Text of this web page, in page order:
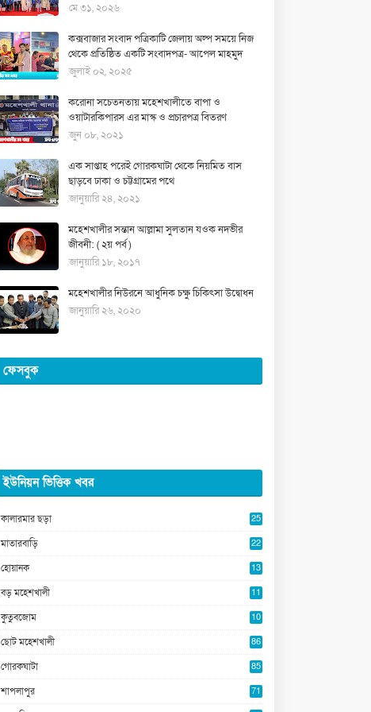
মে ৩১, ২০২৬
কক্সবাজার সংবাদ পত্রিকাটি জেলায় অল্প সময়ে নিজ
থেকে প্রতিষ্ঠিত একটি সংবাদপত্র- আপেল মাহমুদ
জুলাই ০২, ২০২৫
করোনা সচেতনতায় মহেশখালীতে বাপা ও
ওয়াটারকিপারস এর মাস্ক ও প্রচারপত্র বিতরণ
জুন ০৮, ২০২১
এক সাপ্তাহ পরেই গোরকঘাটা থেকে নিয়মিত বাস
ছাড়বে ঢাকা ও চট্টগ্রামের পথে
জানুয়ারি ২৪, ২০২১
মহেশখালীর সন্তান আল্লামা সুলতান যওক নদভীর
জীবনী: ( ২য় পর্ব )
জানুয়ারি ১৮, ২০১৭
মহেশখালীর নিউরনে আধুনিক চক্ষু চিকিৎসা উদ্বোধন
জানুয়ারি ২৬, ২০২০
ফেসবুক
ইউনিয়ন ভিত্তিক খবর
কালারমার ছড়া
25
মাতারবাড়ি
22
হোয়ানক
13
বড় মহেশখালী
11
কুতুবজোম
10
ছোট মহেশখালী 86
গোরকঘাটা 85
শাপলাপুর 71